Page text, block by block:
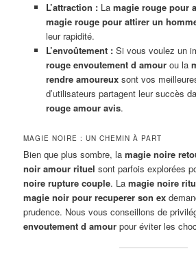
L’attraction :La magie rouge pour
magie rouge pour attirer un
leur rapidité.
L’envoûtement :Si vous voulez un
rouge envoutement d amourou la
rendre amoureuxsont vos
d’utilisateurs partagent leur succès
rouge amour avis.
MAGIE NOIRE : UN CHEMIN À PART
Bien que plus sombre, lamagie noire
noir amour rituel sont parfois explorées
noire rupture couple. Lamagie noire
magie noir pour recuperer son ex
prudence. Nous vous conseillons de
envoutement d amour pour éviter les